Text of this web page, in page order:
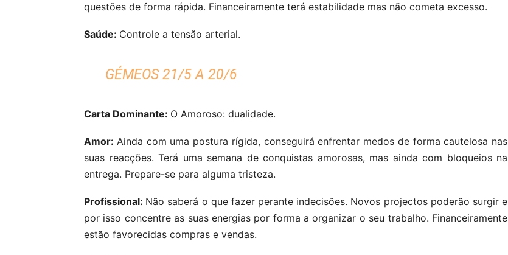
questões de forma rápida. Financeiramente terá estabilidade mas não cometa excesso.
Saúde: Controle a tensão arterial.
GÉMEOS 21/5 A 20/6
Carta Dominante: O Amoroso: dualidade.
Amor: Ainda com uma postura rígida, conseguirá enfrentar medos de forma cautelosa nas
suas reacções. Terá uma semana de conquistas amorosas, mas ainda com bloqueios na
entrega. Prepare-se para alguma tristeza.
Profissional: Não saberá o que fazer perante indecisões. Novos projectos poderão surgir e
por isso concentre as suas energias por forma a organizar o seu trabalho. Financeiramente
estão favorecidas compras e vendas.